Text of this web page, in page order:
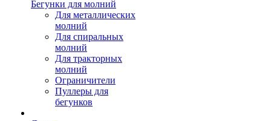
Бегунки для молний
Для металлических
молний
Для спиральных
молний
Для тракторных
молний
Ограничители
Пуллеры для
бегунков